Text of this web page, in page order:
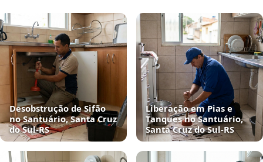
Desobstrução de Sifão
no Santuário, Santa Cruz
do Sul‑RS
Liberação em Pias e
Tanques no Santuário,
Santa Cruz do Sul‑RS